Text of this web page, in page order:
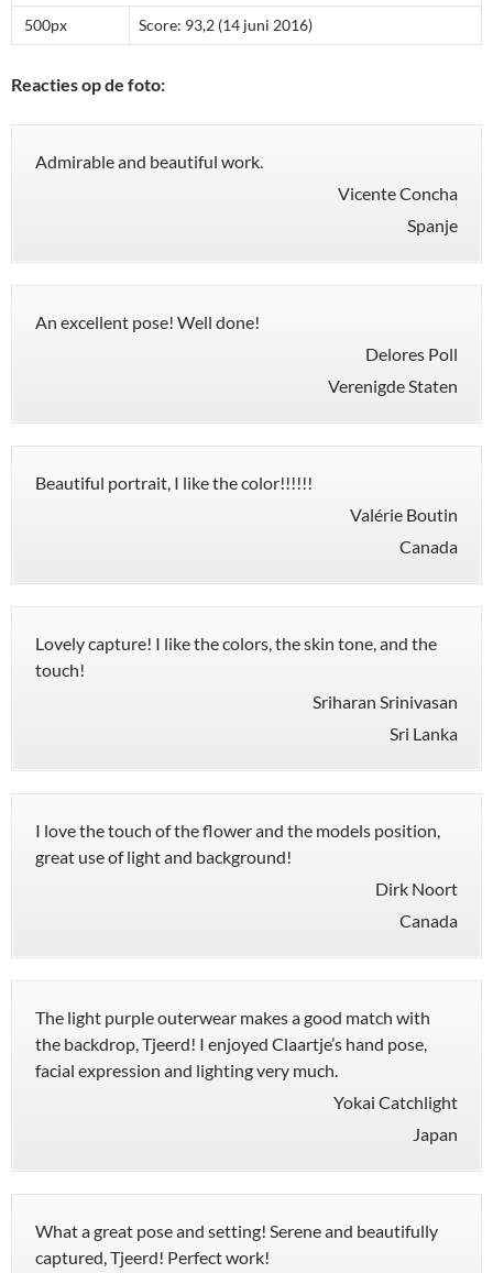
500px Score: 93,2 (14 juni 2016)
Reacties op de foto:
Admirable and beautiful work.
Vicente Concha
Spanje
An excellent pose! Well done!
Delores Poll
Verenigde Staten
Beautiful portrait, I like the color!!!!!!
Valérie Boutin
Canada
Lovely capture! I like the colors, the skin tone, and the
touch!
Sriharan Srinivasan
Sri Lanka
I love the touch of the flower and the models position,
great use of light and background!
Dirk Noort
Canada
The light purple outerwear makes a good match with
the backdrop, Tjeerd! I enjoyed Claartje’s hand pose,
facial expression and lighting very much.
Yokai Catchlight
Japan
What a great pose and setting! Serene and beautifully
captured, Tjeerd! Perfect work!